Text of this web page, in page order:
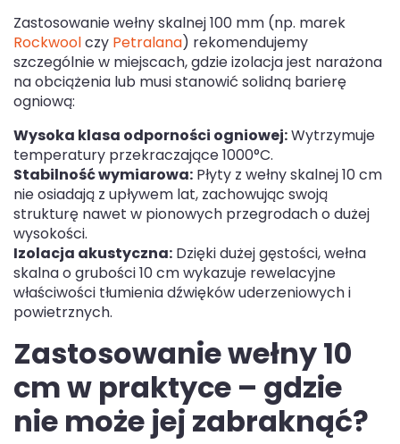
Zastosowanie wełny skalnej 100 mm (np. marek
Rockwoolczy Petralana) rekomendujemy
szczególnie w miejscach, gdzie izolacja jest narażona
na obciążenia lub musi stanowić solidną barierę
ogniową:
Wysoka klasa odporności ogniowej:Wytrzymuje
temperatury przekraczające 1000°C.
Stabilność wymiarowa: Płyty z wełny skalnej 10 cm
nie osiadają z upływem lat, zachowując swoją
strukturę nawet w pionowych przegrodach o dużej
wysokości.
Izolacja akustyczna: Dzięki dużej gęstości, wełna
skalna o grubości 10 cm wykazuje rewelacyjne
właściwości tłumienia dźwięków uderzeniowych i
powietrznych.
Zastosowanie wełny 10
cm w praktyce – gdzie
nie może jej zabraknąć?